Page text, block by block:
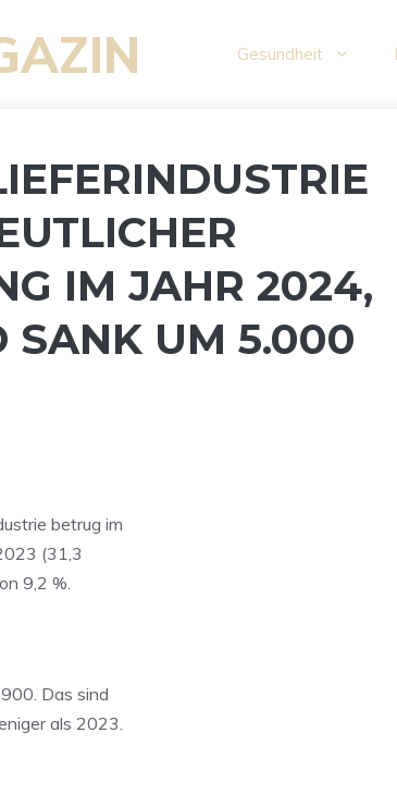
Gesundheit
IM JAHR 2024,
SANK UM 5.000
betrug im
(31,3
9,2 %.
Das sind
als 2023.